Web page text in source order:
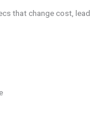
that change cost, lead